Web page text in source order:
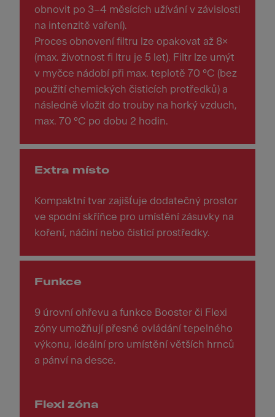
obnovit po 3–4 měsících užívání v závislosti
na intenzitě vaření).
Proces obnovení filtru lze opakovat až 8×
(max. životnost fi ltru je 5 let). Filtr lze umýt
v myčce nádobí při max. teplotě 70 °C (bez
použití chemických čisticích protředků) a
následně vložit do trouby na horký vzduch,
max. 70 °C po dobu 2 hodin.
Extra místo
Kompaktní tvar zajišťuje dodatečný prostor
ve spodní skříňce pro umístění zásuvky na
koření, náčiní nebo čisticí prostředky.
Funkce
9 úrovní ohřevu a funkce Booster či Flexi
zóny umožňují přesné ovládání tepelného
výkonu, ideální pro umístění větších hrnců
a pánví na desce.
Flexi zóna